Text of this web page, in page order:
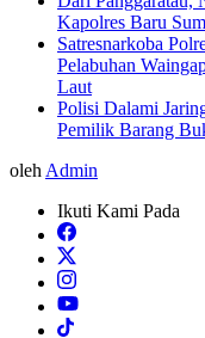
Kapolres Baru
Satresnarkoba
Pelabuhan
Laut
Polisi Dalami
Pemilik Barang
oleh Admin
Ikuti Kami Pada